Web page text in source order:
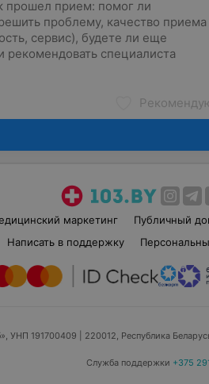
маркетинг Публичный
Написать в поддержку
УНП 191700409 | 220012, Республика
Служба поддержки +375